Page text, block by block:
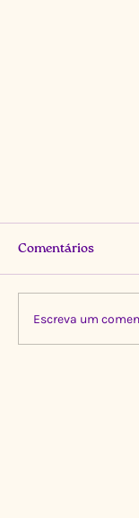
Comentários
Escreva um